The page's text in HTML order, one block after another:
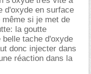
d'oxyde en surface
si je met de
la goutte
tache d'oxyde
donc injecter dans
réaction dans la